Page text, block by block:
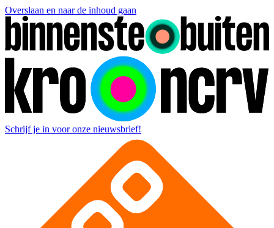
Overslaan en naar de inhoud gaan
Schrijf je in voor onze nieuwsbrief!